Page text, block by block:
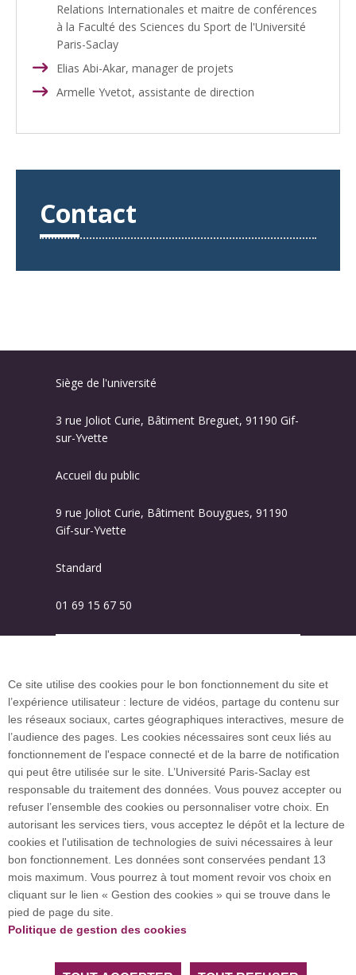
Relations Internationales et maitre de conférences
à la Faculté des Sciences du Sport de l'Université
Paris-Saclay
Elias Abi-Akar, manager de projets
Armelle Yvetot, assistante de direction
Contact
Siège de l'université
3 rue Joliot Curie, Bâtiment Breguet, 91190 Gif-
sur-Yvette
Accueil du public
9 rue Joliot Curie, Bâtiment Bouygues, 91190
Gif-sur-Yvette
Standard
01 69 15 67 50
Plan du site
Investissement d’avenir (CGI)
Accueil des publics internationaux
L’Université Paris-Saclay coordonne l'Alliance
européenne EUGLOH et est membre des réseaux
européens et internationaux CESAER, EUA, EUF,
Ce site utilise des cookies pour le bon fonctionnement du site et
l’expérience utilisateur : lecture de vidéos, partage du contenu sur
les réseaux sociaux, cartes géographiques interactives, mesure de
l’audience des pages. Les cookies nécessaires sont ceux liés au
fonctionnement de l'espace connecté et de la barre de notification
qui peut être utilisée sur le site. L’Université Paris-Saclay est
responsable du traitement des données. Vous pouvez accepter ou
refuser l’ensemble des cookies ou personnaliser votre choix. En
autorisant les services tiers, vous acceptez le dépôt et la lecture de
cookies et l'utilisation de technologies de suivi nécessaires à leur
bon fonctionnement. Les données sont conservées pendant 13
mois maximum. Vous pourrez à tout moment revoir vos choix en
cliquant sur le lien « Gestion des cookies » qui se trouve dans le
pied de page du site.
Politique de gestion des cookies